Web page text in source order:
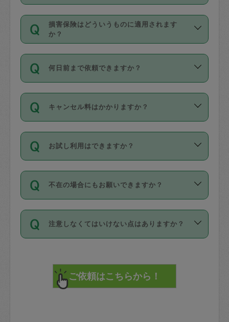
能です。依頼送信後、個別にタスカジさ
んにメッセージを送り調整してくださ
い。ただし、２時間を越えての調整はで
時間も被らない場合、損害保険の対象外
基本的に、高所での作業や危険作業、屋
外での作業は対象外です。
育園や学校の給食やレストランで料理関
係の専門職に従事されていた方、日本で
すでにハウスキーパーや英語の先生とし
てお仕事をしているフィリピン出身の
社員など様々なバックグラウンドの方が
登録しています。
日本語も話せる方など様々です。
ールに記載していますので、各自の得意
を依頼してください。
応募の際に、各自事務局との面接と説明
を行っています。その後、身分証明書の
写真提出をしていただいています。外国
確認しています。タスカジさんトレーニ
ング動画を使ったセルフトレーニングの
現場トライアルを受け、合格したタスカ
ジさんが活動されています。
※テストセンターの講評は１件目のレビュ
参考
【詳細】タスカジさんの登録に際
損害保険はどういうものに適用されます
か？
依頼者とタスカジさんとの間でタスカジ
を通して成立した作業時間内での作業に
適用されます。作業範囲は、掃除、洗
です。作業中に物を壊したり、人にけが
をさせたりした場合が対象で、補償金額
す。
写真を撮り、
詳細FAQ：
損害賠償保険について教えて
何日前まで依頼できますか？
ご依頼は、現在を起点に3日後（72時間
以降）の日時から受付可能となっていま
す。
タスカジさんへ「募集」をかけることが
可能です。
キャンセル料はかかりますか？
キャンセル料には、以下の2種類がありま
す。
1. 直前キャンセル（定期、スポット契約
共通）
72時間を超える※と、以下のキャンセル
料が発生します。
直前キャンセル料：
72時間前〜24時間前＝依頼料金の50%
お試し利用はできますか？
「お試し利用」というメニューはありま
せんが、「一回のみ」依頼を活用するこ
とによって、気に入ったタスカジさんを
まず、条件の合う気になるタスカジさ
みてください。
その後、一番気に入ったタスカジさんに
不在の場合にもお願いできますか？
不在の場合の作業はタスカジさんの同意
が必要です。数回の依頼ののち、タスカ
ジさんと依頼者の間で十分な信頼関係が
てください。
不在時に部屋に入るためにタスカジさん
注意しなくてはいけない点はありますか？
で、必ず鍵のかかるロッカーや金庫に入
れて依頼者の責任の元管理するよう心掛
けてください。